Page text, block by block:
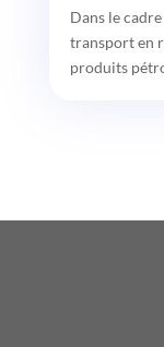
Dans le
transport en
produits